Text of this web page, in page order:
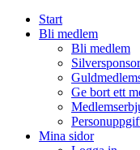
Start
Bli medlem
Bli medlem
Ge bort ett
Mina sidor